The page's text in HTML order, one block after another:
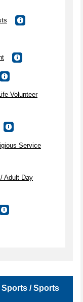
Volunteer
Service
Adult Day
Sports / Sports